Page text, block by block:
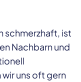
schmerzhaft, ist
Nachbarn und
uns oft gern